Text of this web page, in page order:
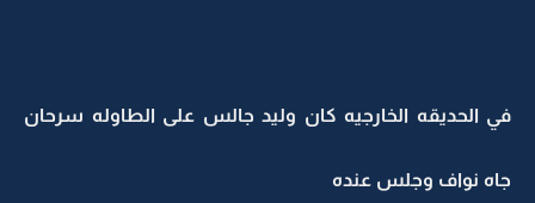
في الحديقه الخارجيه كان وليد جالس على الطاوله سرحان
جاه نواف وجلس عنده